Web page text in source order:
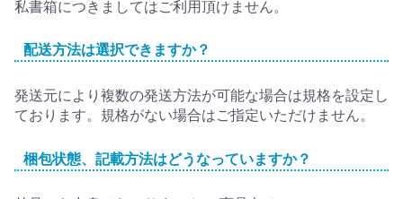
私書箱につきましてはご利用頂けません。
配送方法は選択できますか？
発送元により複数の発送方法が可能な場合は規格を設定し
ております。規格がない場合はご指定いただけません。
梱包状態、記載方法はどうなっていますか？